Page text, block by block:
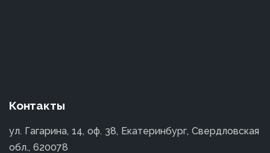
Контакты
ул. Гагарина, 14, оф. 38, Екатеринбург, Свердловская
обл., 620078